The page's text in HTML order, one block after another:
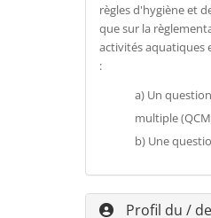
règles d'hygiène et
que sur la
activités aquatiques
:
a) Un
multiple
b) Une
Profil du /